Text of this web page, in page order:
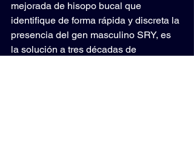
mejorada de hisopo bucal que
identifique de forma rápida y discreta la
presencia del gen masculino SRY, es
la solución a tres décadas de